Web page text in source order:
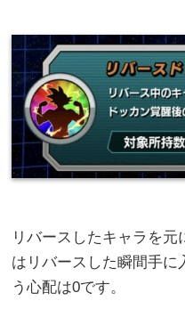
リバースしたキャラを
はリバースした瞬間手に
う心配は0です。